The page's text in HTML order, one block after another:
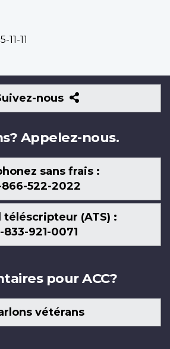
11-11
nous
Suivez-
nous
Appelez-nous.
sans frais :
866-522-2022
téléscripteur (ATS) :
833-921-0071
pour ACC?
vétérans